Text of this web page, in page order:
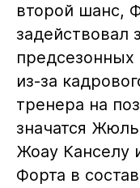
второй шанс,
задействовал
предсезонных
из-за
тренера на
значатся
Жоау Канселу
Форта в